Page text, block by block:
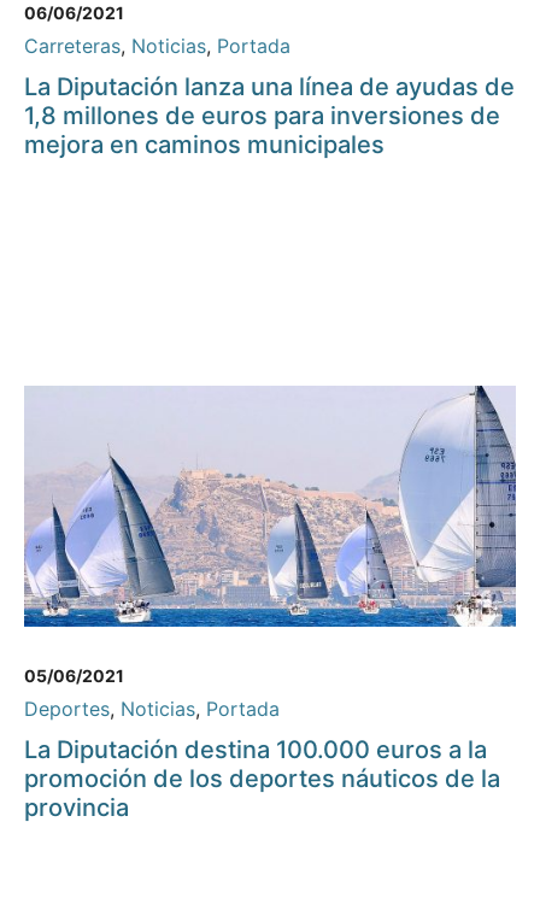
06/06/2021
Carreteras, Noticias, Portada
La Diputación lanza una línea de ayudas de
1,8 millones de euros para inversiones de
mejora en caminos municipales
05/06/2021
Deportes, Noticias, Portada
La Diputación destina 100.000 euros a la
promoción de los deportes náuticos de la
provincia